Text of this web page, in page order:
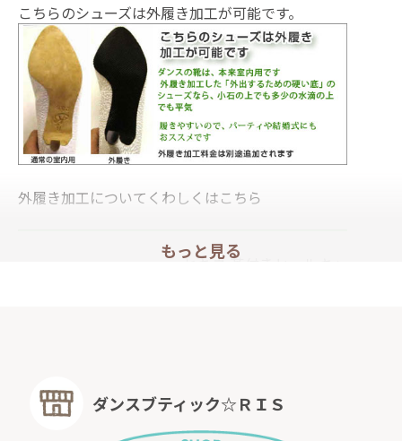
こちらのシューズは外履き加工が可能です。
外履き加工についてくわしくはこちら
セキネ 革付きヒールキャ
ございます。
こちらからご購入いただ
けます。
もっと見る
ダンスブティック☆ＲＩＳ